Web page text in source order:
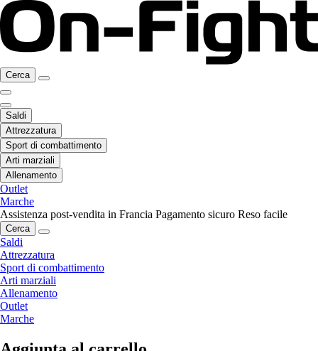
Cerca
Saldi
Attrezzatura
Sport di combattimento
Arti marziali
Allenamento
Outlet
Marche
Assistenza post-vendita in Francia Pagamento sicuro Reso facile
Cerca
Saldi
Attrezzatura
Sport di combattimento
Arti marziali
Allenamento
Outlet
Marche